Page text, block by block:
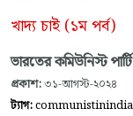
খাদ্য চাই (১ম পর্ব)
ভারতের কমিউনিস্ট
প্রকাশ:৩১-আগস্ট-২০২৪
ট্যাগ:communistinindia